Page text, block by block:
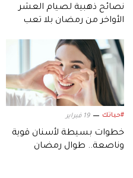
نصائح ذهبية لصيام العشر
الأواخر من رمضان بلا تعب
#حياتك 19 فبراير
خطوات بسيطة لأسنان قوية
وناصعة.. طوال رمضان